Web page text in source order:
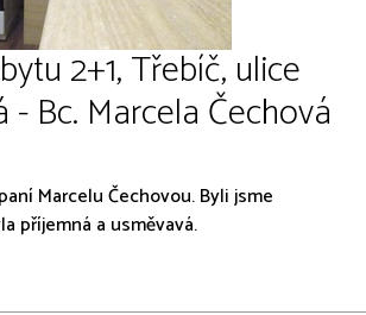
2+1, Třebíč, ulice
Bc. Marcela Čechová
Marcelu Čechovou. Byli jsme
příjemná a usměvavá.